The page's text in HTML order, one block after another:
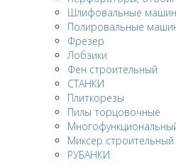
Шлифовальные
Полировальные
Фрезер
Лобзики
Фен строительный
СТАНКИ
Плиткорезы
Пилы торцовочные
Миксер строительный
РУБАНКИ